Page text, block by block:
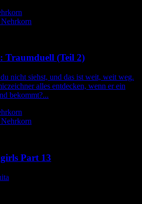
Traumduell (Teil 2)
nicht siehst, und das ist weit, weit weg.
alles entdecken, wenn er ein
bekommt?...
Part 13